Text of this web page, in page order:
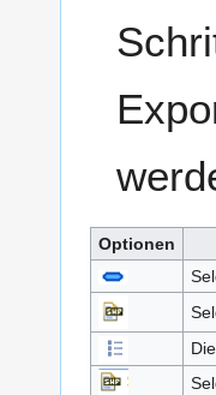
Optionen